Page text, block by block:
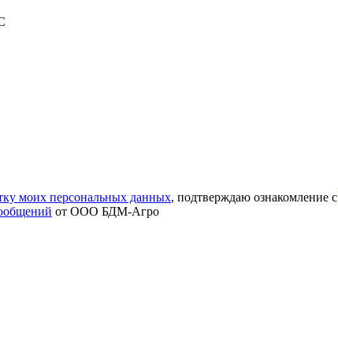
моих персональных данных, подтверждаю ознакомление с
от ООО БДМ-Агро